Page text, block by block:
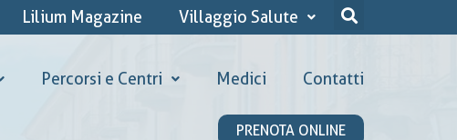
Lilium Magazine Villaggio Salute
Percorsi e Centri Medici Contatti
PRENOTA ONLINE